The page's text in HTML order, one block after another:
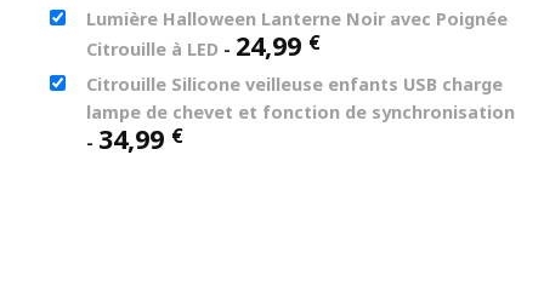
Lumière Halloween Lanterne Noir avec Poignée
Citrouille à LED - 24,99 €
Citrouille Silicone veilleuse enfants USB charge
lampe de chevet et fonction de synchronisation
- 34,99 €